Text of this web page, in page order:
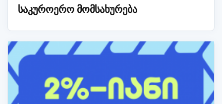
საკუროერო მომსახურება